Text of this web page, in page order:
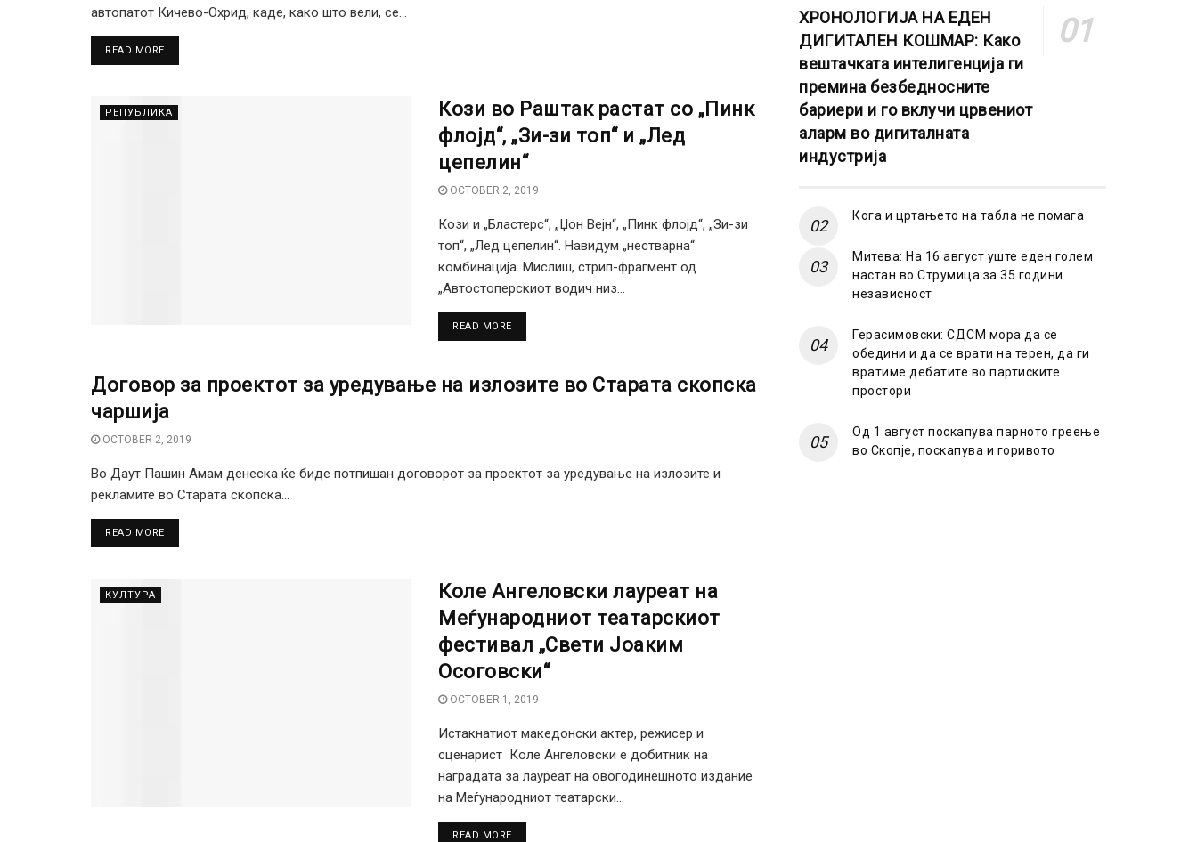
автопатот Кичево-Охрид, каде, како што вели, се...
READ MOREDETAILS
РЕПУБЛИКА
Кози во Раштак растат со „Пинк
флојд“, „Зи-зи топ“ и „Лед
цепелин“
OCTOBER 2, 2019
Кози и „Бластерс“, „Џон Вејн“, „Пинк флојд“, „Зи-зи
топ“, „Лед цепелин“. Навидум „нестварна“
комбинација. Мислиш, стрип-фрагмент од
„Автостоперскиот водич низ...
READ MOREDETAILS
РЕПУБЛИКА
Договор за проектот за уредување на излозите во Старата скопска
чаршија
OCTOBER 2, 2019
Во Даут Пашин Амам денеска ќе биде потпишан договорот за проектот за уредување на излозите и
рекламите во Старата скопска...
READ MOREDETAILS
КУЛТУРА
Коле Ангеловски лауреат на
Меѓународниот театарскиот
фестивал „Свети Јоаким
Осоговски“
OCTOBER 1, 2019
Истакнатиот македонски актер, режисер и
сценарист Коле Ангеловски е добитник на
наградата за лауреат на овогодинешното издание
на Меѓународниот театарски...
READ MOREDETAILS
ХРОНОЛОГИЈА НА ЕДЕН
ДИГИТАЛЕН КОШМАР: Како
вештачката интелигенција ги
премина безбедносните
бариери и го вклучи црвениот
аларм во дигиталната
индустрија
Кога и цртањето на табла не помага
Митева: На 16 август уште еден голем
настан во Струмица за 35 години
независност
Герасимовски: СДСМ мора да се
обедини и да се врати на терен, да ги
вратиме дебатите во партиските
простори
Од 1 август поскапува парното греење
во Скопје, поскапува и горивото